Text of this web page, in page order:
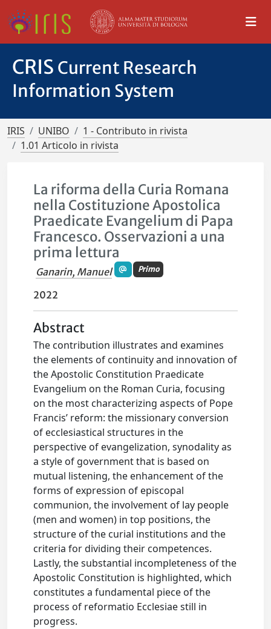
CRIS Current Research
Information System
IRIS UNIBO
1 - Contributo in rivista
1.01 Articolo in rivista
La riforma della Curia Romana
nella Costituzione Apostolica
Praedicate Evangelium di Papa
Francesco. Osservazioni a una
prima lettura
Ganarin, Manuel Primo
2022
Abstract
The contribution illustrates and examines
the elements of continuity and innovation of
the Apostolic Constitution Praedicate
Evangelium on the Roman Curia, focusing
on the most characterizing aspects of Pope
Francis’ reform: the missionary conversion
of ecclesiastical structures in the
perspective of evangelization, synodality as
a style of government that is based on
mutual listening, the enhancement of the
forms of expression of episcopal
communion, the involvement of lay people
(men and women) in top positions, the
structure of the curial institutions and the
criteria for dividing their competences.
Lastly, the substantial incompleteness of the
Apostolic Constitution is highlighted, which
constitutes a fundamental piece of the
process of reformatio Ecclesiae still in
progress.